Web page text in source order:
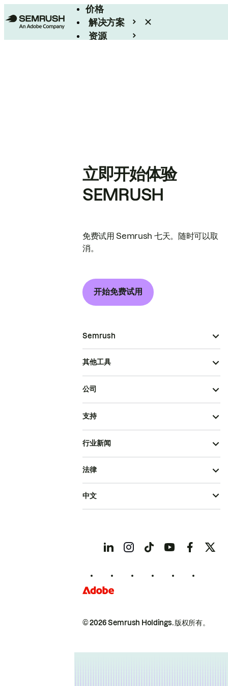
价格
解决方案
资源
立即开始体验
SEMRUSH
免费试用 Semrush 七天。随时可以取
消。
开始免费试用
Semrush
其他工具
公司
支持
行业新闻
© 2026 Semrush Holdings.版权所有。
法律
中文